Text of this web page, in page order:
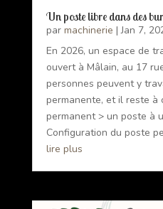
Un poste libre dans des
par machinerie |Jan 7,
En 2026, un espace de
ouvert à Mâlain, au 17
personnes peuvent y
permanente, et il reste à
permanent > un poste à
Configuration du poste
lire plus